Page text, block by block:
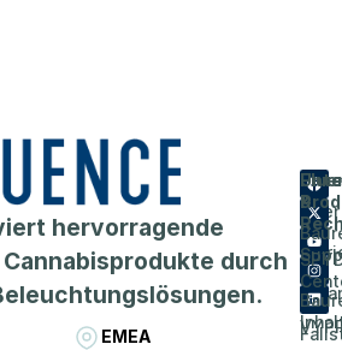
hervorragende
durch
EMEA
Über
&